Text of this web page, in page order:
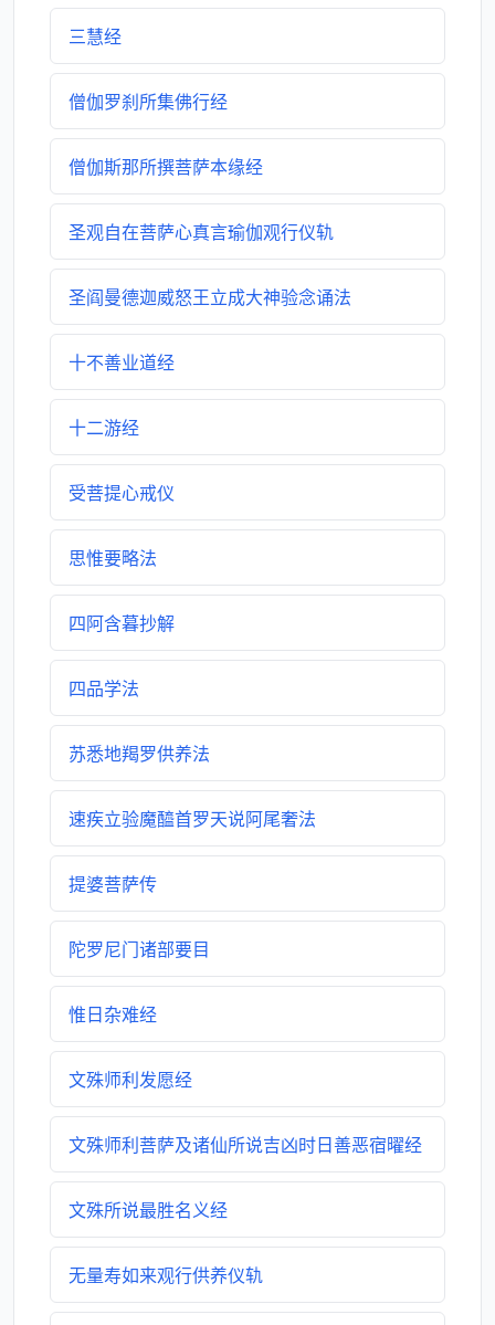
三慧经
僧伽罗刹所集佛行经
僧伽斯那所撰菩萨本缘经
圣观自在菩萨心真言瑜伽观行仪轨
圣阎曼德迦威怒王立成大神验念诵法
十不善业道经
十二游经
受菩提心戒仪
思惟要略法
四阿含暮抄解
四品学法
苏悉地羯罗供养法
速疾立验魔醯首罗天说阿尾奢法
提婆菩萨传
陀罗尼门诸部要目
惟日杂难经
文殊师利发愿经
文殊师利菩萨及诸仙所说吉凶时日善恶宿曜经
文殊所说最胜名义经
无量寿如来观行供养仪轨